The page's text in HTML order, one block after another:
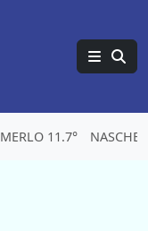
MERLO 11.7°